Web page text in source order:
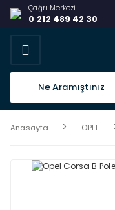
Çağrı Merkezi
0 212 489 42 30
Anasayfa OPEL